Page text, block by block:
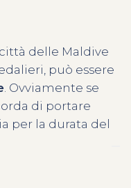
delle Maldive
può essere
. Ovviamente se
di portare
per la durata del